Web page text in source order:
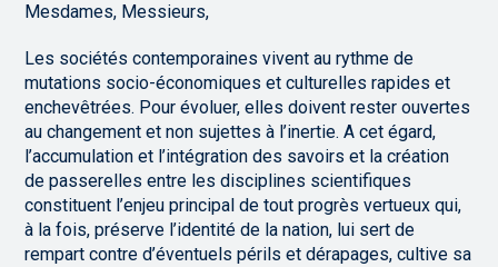
Mesdames, Messieurs,
Les sociétés contemporaines vivent au rythme de
mutations socio-économiques et culturelles rapides et
enchevêtrées. Pour évoluer, elles doivent rester ouvertes
au changement et non sujettes à l’inertie. A cet égard,
l’accumulation et l’intégration des savoirs et la création
de passerelles entre les disciplines scientifiques
constituent l’enjeu principal de tout progrès vertueux qui,
à la fois, préserve l’identité de la nation, lui sert de
rempart contre d’éventuels périls et dérapages, cultive sa